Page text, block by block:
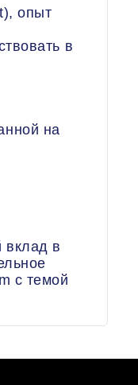
опыт
в
на
вклад в
с темой